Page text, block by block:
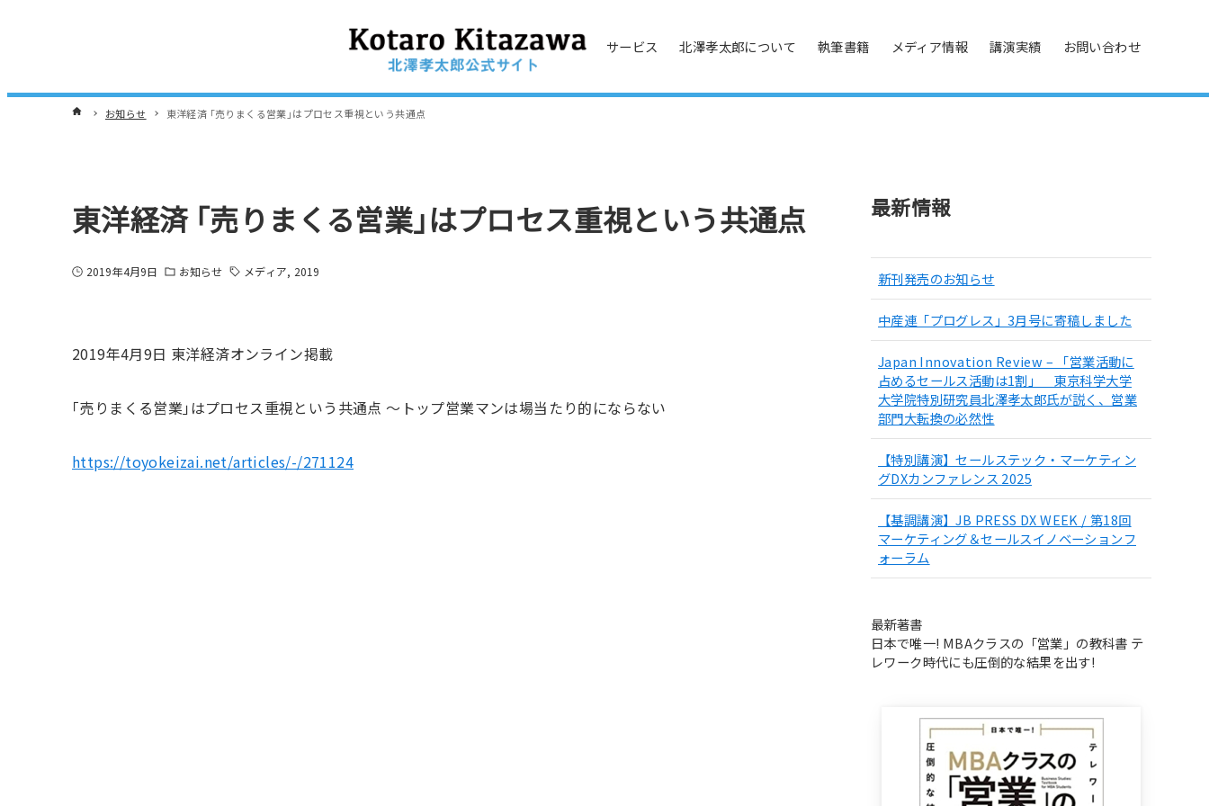
サービス 北澤孝太郎について 執筆書籍 メディア情報 講演実績 お問い合わせ
お知らせ 東洋経済 ｢売りまくる営業｣はプロセス重視という共通点
東洋経済 ｢売りまくる営業｣はプロセス重視という共通点
2019年4月9日 お知らせ メディア 2019
2019年4月9日 東洋経済オンライン掲載
｢売りまくる営業｣はプロセス重視という共通点 ～トップ営業マンは場当たり的にならない
https://toyokeizai.net/articles/-/271124
最新情報
新刊発売のお知らせ
中産連「プログレス」3月号に寄稿しました
Japan Innovation Review – 「営業活動に
占めるセールス活動は1割」 東京科学大学
大学院特別研究員北澤孝太郎氏が説く、営業
部門大転換の必然性
【特別講演】セールステック・マーケティン
グDXカンファレンス 2025
【基調講演】JB PRESS DX WEEK / 第18回
マーケティング＆セールスイノベーションフ
ォーラム
最新著書
日本で唯一! MBAクラスの「営業」の教科書 テ
レワーク時代にも圧倒的な結果を出す!